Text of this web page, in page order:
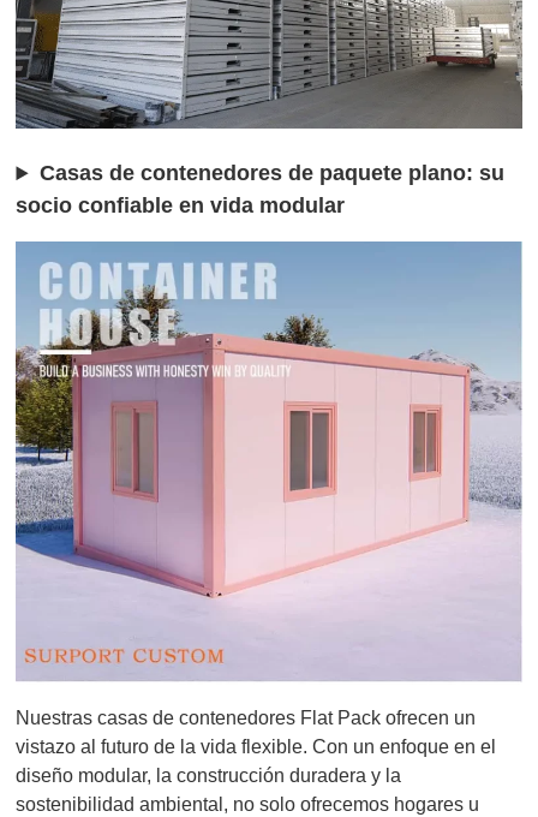
Casas de contenedores de paquete plano: su
socio confiable en vida modular
Nuestras casas de contenedores Flat Pack ofrecen un
vistazo al futuro de la vida flexible. Con un enfoque en el
diseño modular, la construcción duradera y la
sostenibilidad ambiental, no solo ofrecemos hogares u